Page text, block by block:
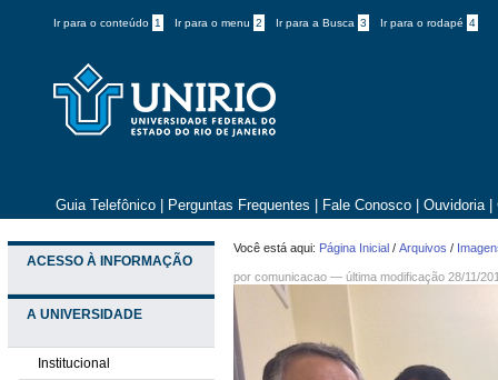
Ir para o conteúdo 1 Ir para o menu 2 Ir para a Busca 3 Ir para o rodapé 4
Guia Telefônico Perguntas Frequentes Fale Conosco Ouvidoria
ACESSO À INFORMAÇÃO
A UNIVERSIDADE
Institucional
Você está aqui: Página Inicial /Arquivos /
por comunicacao —última modificação 28/11/